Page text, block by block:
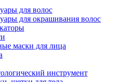
для волос
для окрашивания волос
маски для лица
инструмент